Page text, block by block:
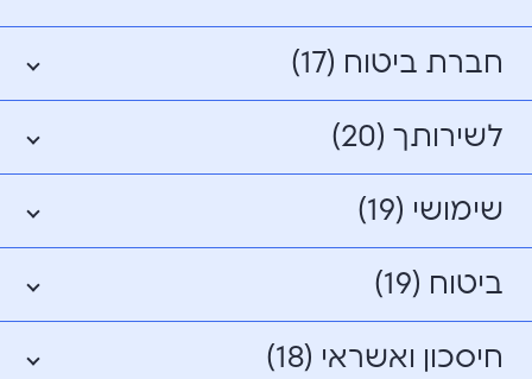
חברת ביטוח (17)
לשירותך (20)
שימושי (19)
ביטוח (19)
חיסכון ואשראי (18)